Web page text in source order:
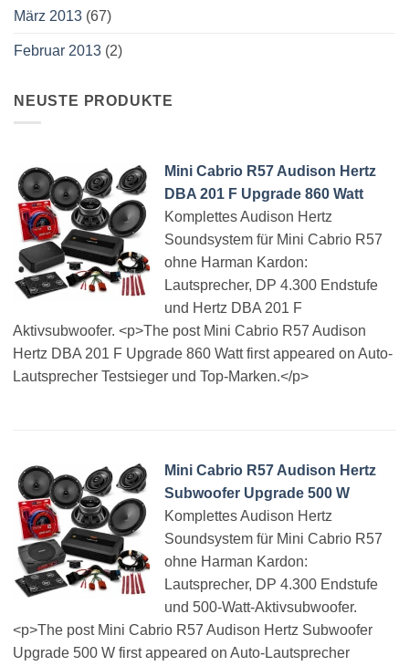
März 2013 (67)
Februar 2013 (2)
NEUSTE PRODUKTE
Mini Cabrio R57 Audison Hertz
DBA 201 F Upgrade 860 Watt
Komplettes Audison Hertz
Soundsystem für Mini Cabrio R57
ohne Harman Kardon:
Lautsprecher, DP 4.300 Endstufe
und Hertz DBA 201 F
Aktivsubwoofer. <p>The post Mini Cabrio R57 Audison
Hertz DBA 201 F Upgrade 860 Watt first appeared on Auto-
Lautsprecher Testsieger und Top-Marken.</p>
Mini Cabrio R57 Audison Hertz
Subwoofer Upgrade 500 W
Komplettes Audison Hertz
Soundsystem für Mini Cabrio R57
ohne Harman Kardon:
Lautsprecher, DP 4.300 Endstufe
und 500-Watt-Aktivsubwoofer.
<p>The post Mini Cabrio R57 Audison Hertz Subwoofer
Upgrade 500 W first appeared on Auto-Lautsprecher